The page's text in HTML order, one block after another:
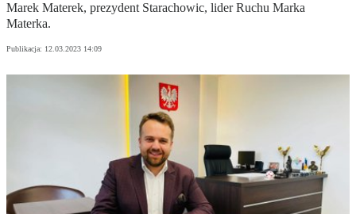
Marek Materek, prezydent Starachowic, lider Ruchu Marka
Materka.
Publikacja: 12.03.2023 14:09